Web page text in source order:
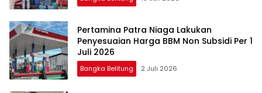
Pertamina Patra Niaga Lakukan
Penyesuaian Harga BBM Non Subsidi Per 1
Juli 2026
Bangka Belitung 2 Juli 2026